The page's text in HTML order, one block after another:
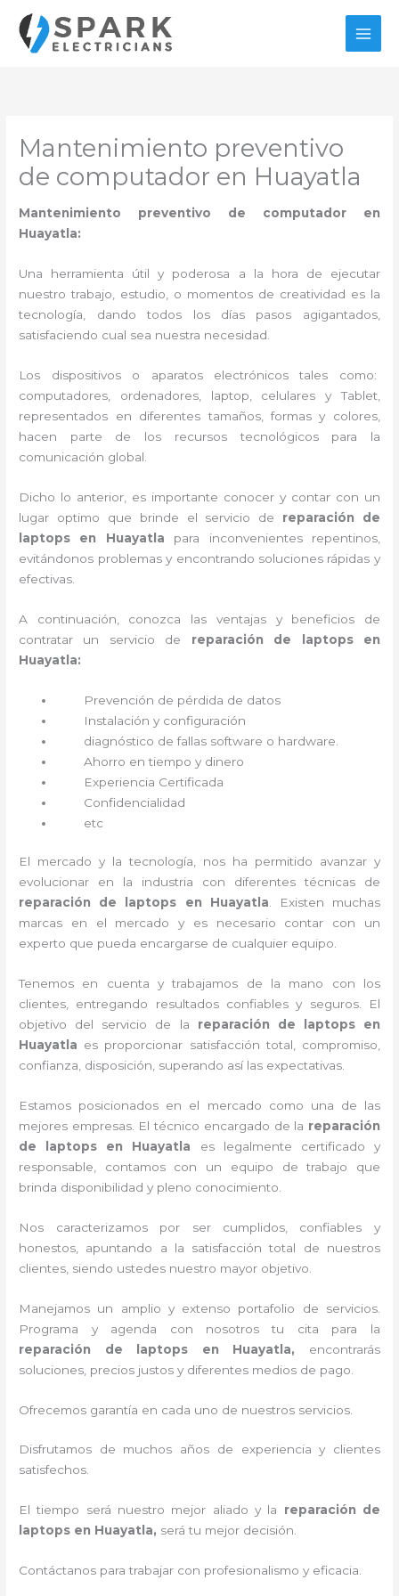
contenido
Mantenimiento preventivo
de computador en Huayatla
Mantenimiento preventivo de computador en
Huayatla:
Una herramienta útil y poderosa a la hora de ejecutar
nuestro trabajo, estudio, o momentos de creatividad es la
tecnología, dando todos los días pasos agigantados,
satisfaciendo cual sea nuestra necesidad.
Los dispositivos o aparatos electrónicos tales como:
computadores, ordenadores, laptop, celulares y Tablet,
representados en diferentes tamaños, formas y colores,
hacen parte de los recursos tecnológicos para la
comunicación global.
Dicho lo anterior, es importante conocer y contar con un
lugar optimo que brinde el servicio de reparación de
laptops en Huayatla para inconvenientes repentinos,
evitándonos problemas y encontrando soluciones rápidas y
efectivas.
A continuación, conozca las ventajas y beneficios de
contratar un servicio de reparación de laptops en
Huayatla:
Prevención de pérdida de datos
Instalación y configuración
diagnóstico de fallas software o hardware
Ahorro en tiempo y dinero
Experiencia Certificada
Confidencialidad
etc
El mercado y la tecnología, nos ha permitido avanzar y
evolucionar en la industria con diferentes técnicas de
reparación de laptops en Huayatla . Existen muchas
marcas en el mercado y es necesario contar con un
experto que pueda encargarse de cualquier equipo.
Tenemos en cuenta y trabajamos de la mano con los
clientes, entregando resultados confiables y seguros. El
objetivo del servicio de la reparación de laptops en
Huayatla es proporcionar satisfacción total, compromiso,
confianza, disposición, superando así las expectativas.
Estamos posicionados en el mercado como una de las
mejores empresas. El técnico encargado de la reparación
de laptops en Huayatla es legalmente certificado y
responsable, contamos con un equipo de trabajo que
brinda disponibilidad y pleno conocimiento.
Nos caracterizamos por ser cumplidos, confiables y
honestos, apuntando a la satisfacción total de nuestros
clientes, siendo ustedes nuestro mayor objetivo.
Manejamos un amplio y extenso portafolio de servicios.
Programa y agenda con nosotros tu cita para la
reparación de laptops en Huayatla, encontrarás
soluciones, precios justos y diferentes medios de pago.
Ofrecemos garantía en cada uno de nuestros servicios.
Disfrutamos de muchos años de experiencia y clientes
satisfechos.
El tiempo será nuestro mejor aliado y la reparación de
laptops en Huayatla, será tu mejor decisión.
Contáctanos para trabajar con profesionalismo y eficacia.